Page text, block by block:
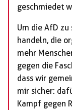
geschmiedet
Um die AfD zu
handeln, die
mehr
gegen die
dass wir
mir sicher:
Kampf gegen